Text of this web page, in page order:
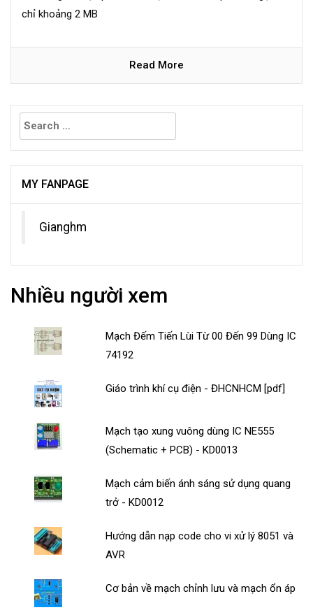
chỉ khoảng 2 MB
Read More
Search
for:
MY FANPAGE
Gianghm
Nhiều người xem
Mạch Đếm Tiến Lùi Từ 00 Đến 99 Dùng IC
74192
Giáo trình khí cụ điện - ĐHCNHCM [pdf]
Mạch tạo xung vuông dùng IC NE555
(Schematic + PCB) - KD0013
Mạch cảm biến ánh sáng sử dụng quang
trở - KD0012
Hướng dẫn nạp code cho vi xử lý 8051 và
AVR
Cơ bản về mạch chỉnh lưu và mạch ổn áp